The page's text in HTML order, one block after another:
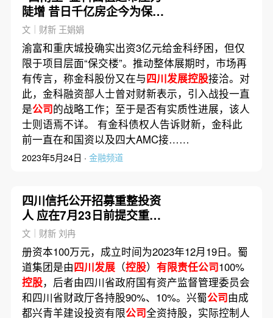
陡增 昔日千亿房企今为保壳
重整
文｜财新 王娟娟
渝富和重庆城投确实出资3亿元给金科纾困，但仅
限于项目层面“保交楼”。推动整体展期时，市场再
有传言，称金科股份又在与四川发展控股接洽。对
此，金科融资部人士曾对财新表示，引入战投一直
是公司的战略工作；至于是否有实质性进展，该人
士则语焉不详。 有金科债权人告诉财新，金科此
前一直在和国资以及四大AMC接……
2023年5月24日 · 金融频道
四川信托公开招募重整投资
人 应在7月23日前提交重整
投资方案
文｜财新 刘冉
册资本100万元，成立时间为2023年12月19日。蜀
道集团是由四川发展（控股） 有限责任公司100%
控股，后者由四川省政府国有资产监督管理委员会
和四川省财政厅各持股90%、10%。兴蜀公司由成
都兴青羊建设投资有限公司全资持股，实际控制人